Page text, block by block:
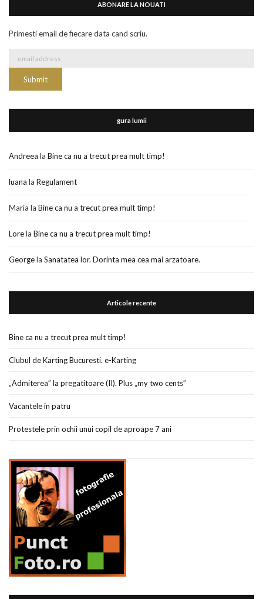
ABONARE LA NOUATI
Primesti email de fiecare data cand scriu.
gura lumii
Andreea la Bine ca nu a trecut prea mult timp!
luana la Regulament
Maria la Bine ca nu a trecut prea mult timp!
Lorela Bine ca nu a trecut prea mult timp!
Georgela Sanatatea lor. Dorinta mea cea mai arzatoare.
Articole recente
Bine ca nu a trecut prea mult timp!
Clubul de Karting Bucuresti. e-Karting
„Admiterea” la pregatitoare (II). Plus „my two cents”
Vacantele in patru
Protestele prin ochii unui copil de aproape 7 ani